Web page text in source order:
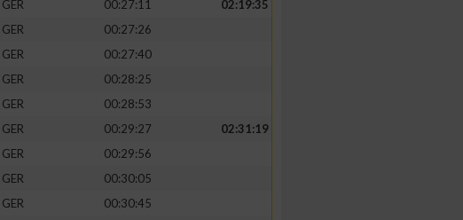
GER 00:27:11
02:19:35
GER
00:27:26
GER
00:27:40
GER
00:28:25
GER
00:28:53
GER 00:29:27
02:31:19
GER
00:29:56
GER
00:30:05
GER
00:30:45